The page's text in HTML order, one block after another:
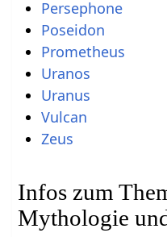
Persephone
Poseidon
Prometheus
Uranos
Uranus
Vulcan
Zeus
Infos zum
Mythologie